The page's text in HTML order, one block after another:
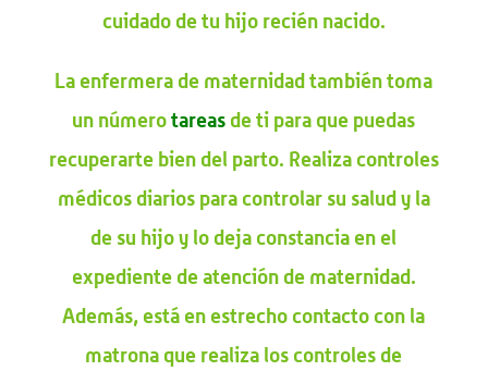
cuidado de tu hijo recién nacido.
La enfermera de maternidad también toma
un númerotareas de ti para que puedas
recuperarte bien del parto. Realiza controles
médicos diarios para controlar su salud y la
de su hijo y lo deja constancia en el
expediente de atención de maternidad.
Además, está en estrecho contacto con la
matrona que realiza los controles de